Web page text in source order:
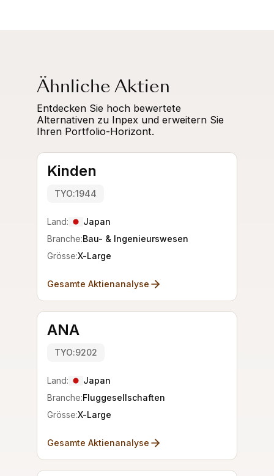
Ähnliche Aktien
Entdecken Sie hoch bewertete
Alternativen zu Inpex und erweitern Sie
Ihren Portfolio-Horizont.
Kinden
TYO:1944
Land:
Japan
Branche:Bau- & Ingenieurswesen
Grösse:X-Large
Gesamte Aktienanalyse
ANA
TYO:9202
Land:
Japan
Branche:Fluggesellschaften
Grösse:X-Large
Gesamte Aktienanalyse